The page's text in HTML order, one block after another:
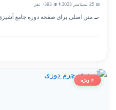
👨‍🎓 393+ نفر
🍳 متن اصلی برای صفحه دوره جامع آشپزی
⭐ ویژه